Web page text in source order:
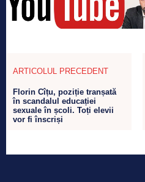
ARTICOLUL PRECEDENT
Florin Cîțu, poziție tranșată
în scandalul educației
sexuale în școli. Toți elevii
vor fi înscriși